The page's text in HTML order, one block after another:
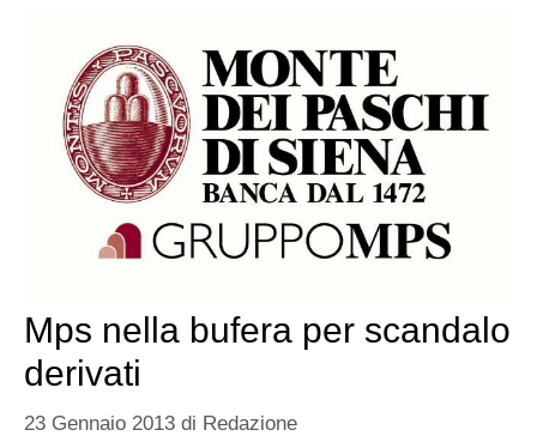
Mps nella bufera per scandalo
derivati
23 Gennaio 2013 di Redazione